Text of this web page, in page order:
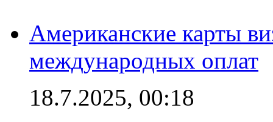
Американские карты
международных оплат
18.7.2025, 00:18